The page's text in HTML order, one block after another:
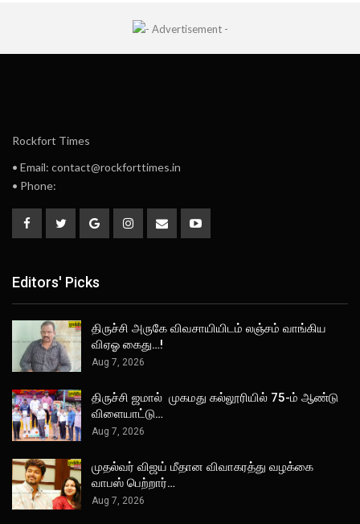
Rockfort Times
• Email: contact@rockforttimes.in
• Phone:
Editors' Picks
திருச்சி அருகே விவசாயியிடம் லஞ்சம் வாங்கிய
விஏஓ கைது…!
Aug 7, 2026
திருச்சி ஜமால் முகமது கல்லூரியில் 75-ம் ஆண்டு
விளையாட்டு…
Aug 7, 2026
முதல்வர் விஜய் மீதான விவாகரத்து வழக்கை
வாபஸ் பெற்றார்…
Aug 7, 2026